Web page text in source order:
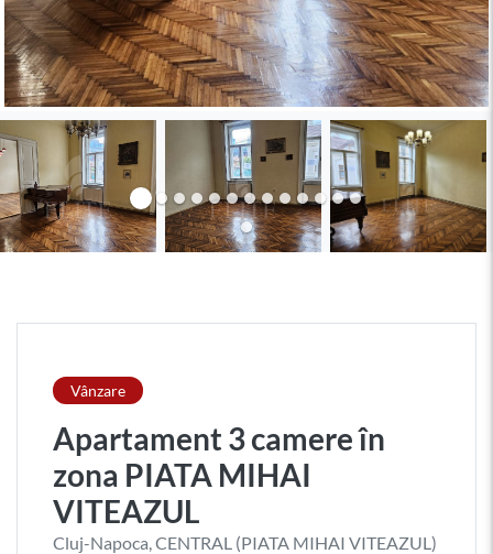
Vânzare
Apartament 3 camere în
zona PIATA MIHAI
VITEAZUL
Cluj-Napoca, CENTRAL (PIATA MIHAI VITEAZUL)